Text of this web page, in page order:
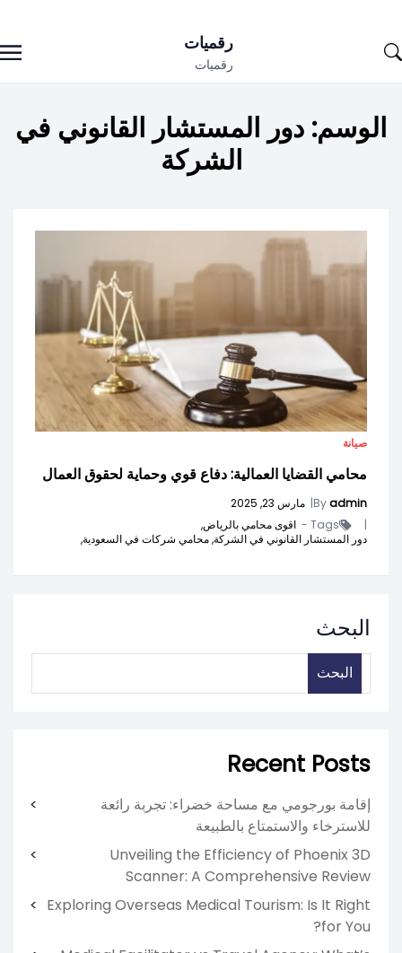
to
رقميات
رقميات
الوسم: دور المستشار القانوني في
الشركة
صيانة
محامي القضايا العمالية: دفاع قوي وحماية لحقوق العمال
Byadmin
| مارس 23, 2025
|
Tags -
اقوى محامي بالرياض,
دور المستشار القانوني في الشركة,محامي شركات في السعودية,
البحث
البحث
Recent Posts
إقامة بورجومي مع مساحة خضراء: تجربة رائعة
للاسترخاء والاستمتاع بالطبيعة
Unveiling the Efficiency of Phoenix 3D
Scanner: A Comprehensive Review
Exploring Overseas Medical Tourism: Is It Right
for You?